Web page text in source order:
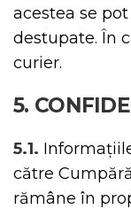
acestea se
destupate. În
curier.
5.
5.1.
către
rămâne în